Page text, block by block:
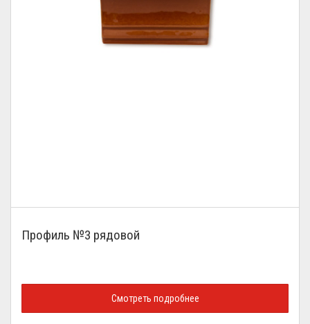
Профиль №3 рядовой
Смотреть подробнее